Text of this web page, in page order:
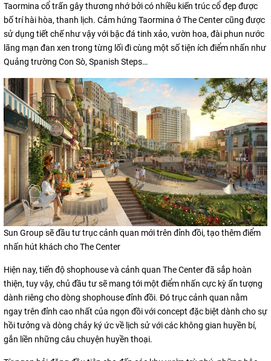
Taormina cổ trấn gây thương nhớ bởi có nhiều kiến trúc cổ đẹp được
bố trí hài hòa, thanh lịch. Cảm hứng Taormina ở The Center cũng được
sử dụng tiết chế như vậy với bậc đá tinh xảo, vườn hoa, đài phun nước
lãng mạn đan xen trong từng lối đi cùng một số tiện ích điểm nhấn như
Quảng trường Con Sò, Spanish Steps…
Sun Group sẽ đầu tư trục cảnh quan mới trên đỉnh đồi, tạo thêm điểm
nhấn hút khách cho The Center
Hiện nay, tiến độ shophouse và cảnh quan The Center đã sắp hoàn
thiện, tuy vậy, chủ đầu tư sẽ mang tới một điểm nhấn cực kỳ ấn tượng
dành riêng cho dòng shophouse đỉnh đồi. Đó trục cảnh quan nằm
ngay trên đỉnh cao nhất của ngọn đồi với concept đặc biệt dành cho sự
hồi tưởng và dòng chảy ký ức về lịch sử với các không gian huyền bí,
gắn liền những câu chuyện huyền thoại.